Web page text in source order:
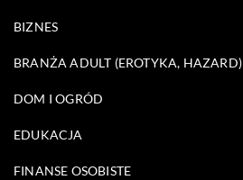
BIZNES
BRANŻA ADULT (EROTYKA, HAZARD)
DOM I OGRÓD
EDUKACJA
FINANSE OSOBISTE